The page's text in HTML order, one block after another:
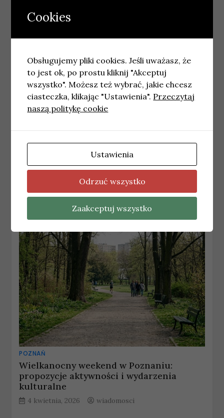
Nowy rozkład jazdy autobusów dla
Głuszyny, Starołęki i Minikowa
15 kwietnia, 2026 wiadomosci
POZNAŃ
Wielkanocny weekend w Poznaniu:
propozycje aktywności i wydarzenia
kulturalne
4 kwietnia, 2026 wiadomosci
Cookies
Obsługujemy pliki cookies. Jeśli uważasz, że
to jest ok, po prostu kliknij "Akceptuj
wszystko". Możesz też wybrać, jakie chcesz
ciasteczka, klikając "Ustawienia". Przeczytaj
naszą politykę cookie
Ustawienia
Odrzuć wszystko
Zaakceptuj wszystko